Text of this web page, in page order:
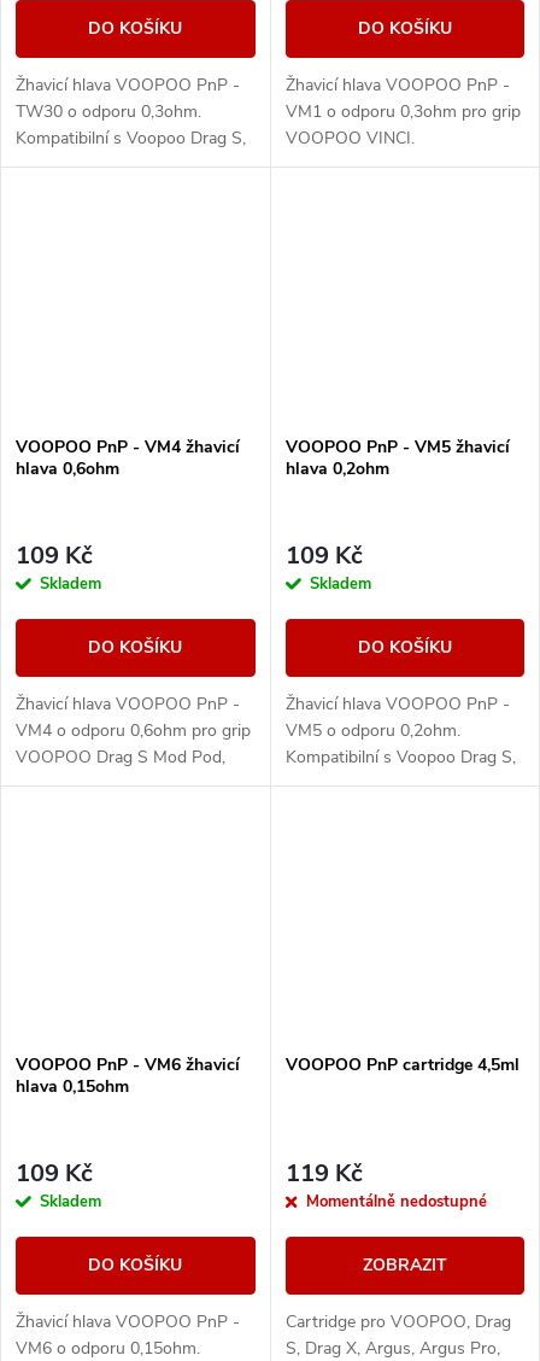
DO KOŠÍKU
Žhavicí hlava VOOPOO PnP -
TW30 o odporu 0,3ohm.
Kompatibilní s Voopoo Drag S,
Drag X, PnP Tank, Argus Pro,
DO KOŠÍKU
Žhavicí hlava VOOPOO PnP -
VM1 o odporu 0,3ohm pro grip
VOOPOO VINCI.
VOOPOO PnP - VM4 žhavicí
hlava 0,6ohm
109 Kč
Skladem
DO KOŠÍKU
Žhavicí hlava VOOPOO PnP -
VM4 o odporu 0,6ohm pro grip
VOOPOO Drag S Mod Pod,
VINCI, VINCI X, VINCI AIR,
VOOPOO PnP - VM5 žhavicí
hlava 0,2ohm
109 Kč
Skladem
DO KOŠÍKU
Žhavicí hlava VOOPOO PnP -
VM5 o odporu 0,2ohm.
Kompatibilní s Voopoo Drag S,
Drag X, PnP Tank, Argus Pro,
VOOPOO PnP - VM6 žhavicí
hlava 0,15ohm
109 Kč
Skladem
DO KOŠÍKU
Žhavicí hlava VOOPOO PnP -
VM6 o odporu 0,15ohm.
VOOPOO PnP cartridge 4,5ml
119 Kč
Momentálně nedostupné
ZOBRAZIT
Cartridge pro VOOPOO, Drag
S, Drag X, Argus, Argus Pro,